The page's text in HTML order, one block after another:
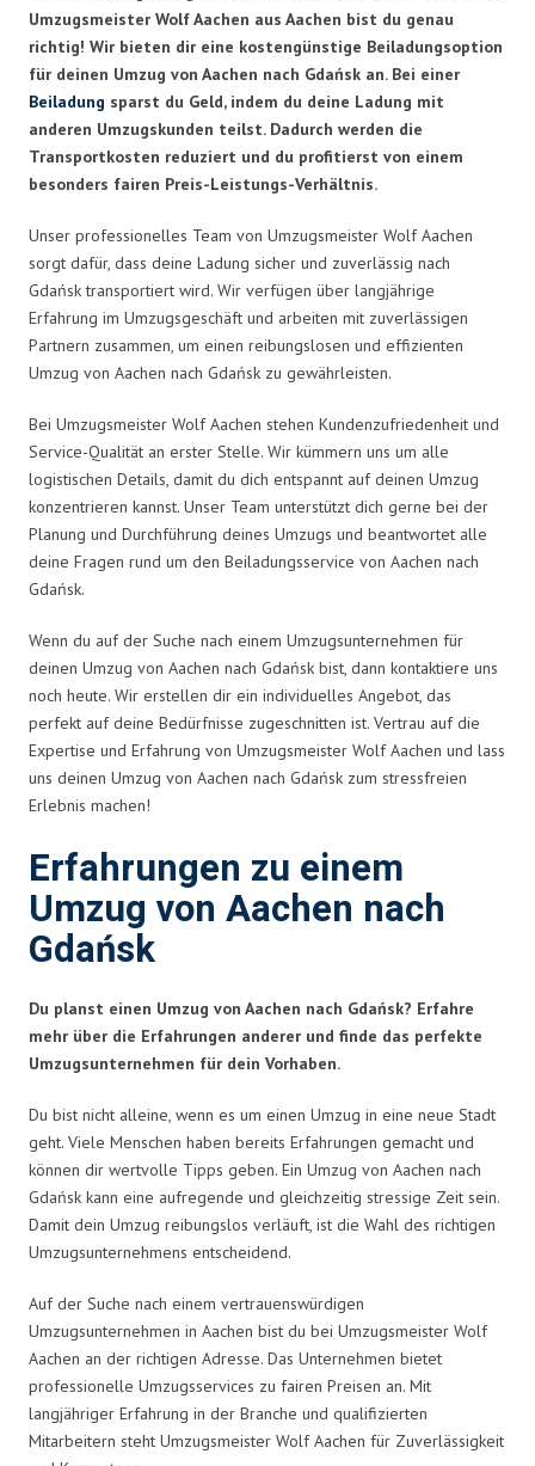
Umzugsmeister Wolf Aachen aus Aachen bist du genau
richtig! Wir bieten dir eine kostengünstige Beiladungsoption
für deinen Umzug von Aachen nach Gdańsk an. Bei einer
Beiladung sparst du Geld, indem du deine Ladung mit
anderen Umzugskunden teilst. Dadurch werden die
Transportkosten reduziert und du profitierst von einem
besonders fairen Preis-Leistungs-Verhältnis.
Unser professionelles Team von Umzugsmeister Wolf Aachen
sorgt dafür, dass deine Ladung sicher und zuverlässig nach
Gdańsk transportiert wird. Wir verfügen über langjährige
Erfahrung im Umzugsgeschäft und arbeiten mit zuverlässigen
Partnern zusammen, um einen reibungslosen und effizienten
Umzug von Aachen nach Gdańsk zu gewährleisten.
Bei Umzugsmeister Wolf Aachen stehen Kundenzufriedenheit und
Service-Qualität an erster Stelle. Wir kümmern uns um alle
logistischen Details, damit du dich entspannt auf deinen Umzug
konzentrieren kannst. Unser Team unterstützt dich gerne bei der
Planung und Durchführung deines Umzugs und beantwortet alle
deine Fragen rund um den Beiladungsservice von Aachen nach
Gdańsk.
Wenn du auf der Suche nach einem Umzugsunternehmen für
deinen Umzug von Aachen nach Gdańsk bist, dann kontaktiere uns
noch heute. Wir erstellen dir ein individuelles Angebot, das
perfekt auf deine Bedürfnisse zugeschnitten ist. Vertrau auf die
Expertise und Erfahrung von Umzugsmeister Wolf Aachen und lass
uns deinen Umzug von Aachen nach Gdańsk zum stressfreien
Erlebnis machen!
Erfahrungen zu einem
Umzug von Aachen nach
Gdańsk
Du planst einen Umzug von Aachen nach Gdańsk? Erfahre
mehr über die Erfahrungen anderer und finde das perfekte
Umzugsunternehmen für dein Vorhaben.
Du bist nicht alleine, wenn es um einen Umzug in eine neue Stadt
geht. Viele Menschen haben bereits Erfahrungen gemacht und
können dir wertvolle Tipps geben. Ein Umzug von Aachen nach
Gdańsk kann eine aufregende und gleichzeitig stressige Zeit sein.
Damit dein Umzug reibungslos verläuft, ist die Wahl des richtigen
Umzugsunternehmens entscheidend.
Auf der Suche nach einem vertrauenswürdigen
Umzugsunternehmen in Aachen bist du bei Umzugsmeister Wolf
Aachen an der richtigen Adresse. Das Unternehmen bietet
professionelle Umzugsservices zu fairen Preisen an. Mit
langjähriger Erfahrung in der Branche und qualifizierten
Mitarbeitern steht Umzugsmeister Wolf Aachen für Zuverlässigkeit